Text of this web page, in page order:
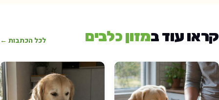
עוד במזון כלבים לכל הכתבות ←